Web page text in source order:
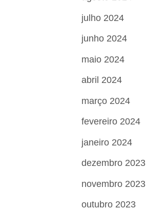
julho 2024
junho 2024
maio 2024
abril 2024
março 2024
fevereiro 2024
janeiro 2024
dezembro 2023
novembro 2023
outubro 2023